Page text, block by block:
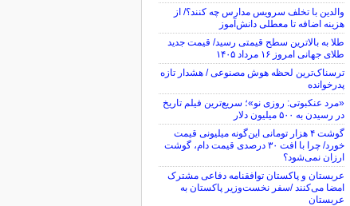
والدین با تخلف سرویس مدارس چه کنند؟/ از
هزینه اضافه تا معطلی دانش‌آموز
طلا به بالاترین سطح قیمتی رسید/ قیمت جدید
طلای جهانی امروز ۱۶ مرداد ۱۴۰۵
ترسناک‌ترین لحظه هوش مصنوعی / هشدار تازه
پدرخوانده
«مرد عنکبوتی: روزی نو»؛ سریع‌ترین فیلم تاریخ
در رسیدن به ۵۰۰ میلیون دلار
گوشت ۴ هزار تومانی این‌گونه میلیونی قیمت
خورد/ چرا با افت ۳۰ درصدی قیمت دام، گوشت
ارزان نمی‌شود؟
عربستان و پاکستان توافقنامه دفاعی مشترک
امضا می‌کنند /سفر نخست‌وزیر پاکستان به
عربستان